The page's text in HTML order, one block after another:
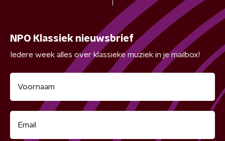
NPO Klassiek nieuwsbrief
Iedere week alles over klassieke muziek in je mailbox!